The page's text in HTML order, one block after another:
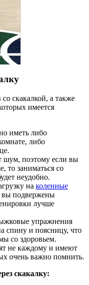
скакалкой, а также
имеется
иметь либо
либо
шум, поэтому если вы
то заниматься со
неудобно.
на коленные
вы подвержены
лучше
упражнения
спину и поясницу, что
со здоровьем.
не каждому и имеют
очень важно помнить.
скакалку: